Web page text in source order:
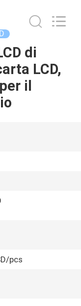
di
LCD,
il
pcs